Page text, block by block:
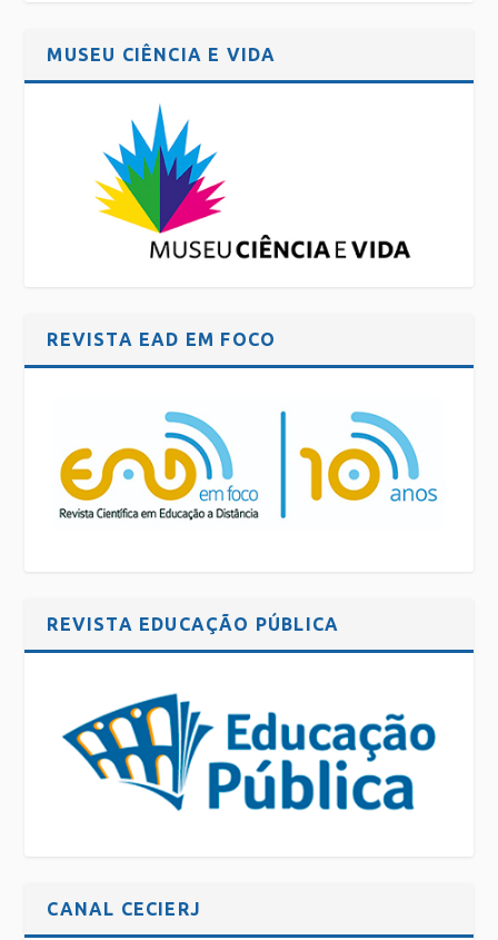
MUSEU CIÊNCIA E VIDA
REVISTA EAD EM FOCO
REVISTA EDUCAÇÃO PÚBLICA
CANAL CECIERJ